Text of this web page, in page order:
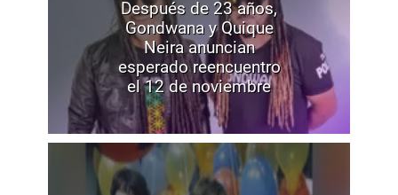
Después de 23 años,
Gondwana y Quique
Neira anuncian
esperado reencuentro
el 12 de noviembre